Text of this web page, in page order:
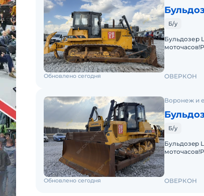
Б/у
Бульдoзер
Обновлено сегодня ОВЕРКОН
Воронеж и
Б/у
Бульдозep
Обновлено сегодня ОВЕРКОН